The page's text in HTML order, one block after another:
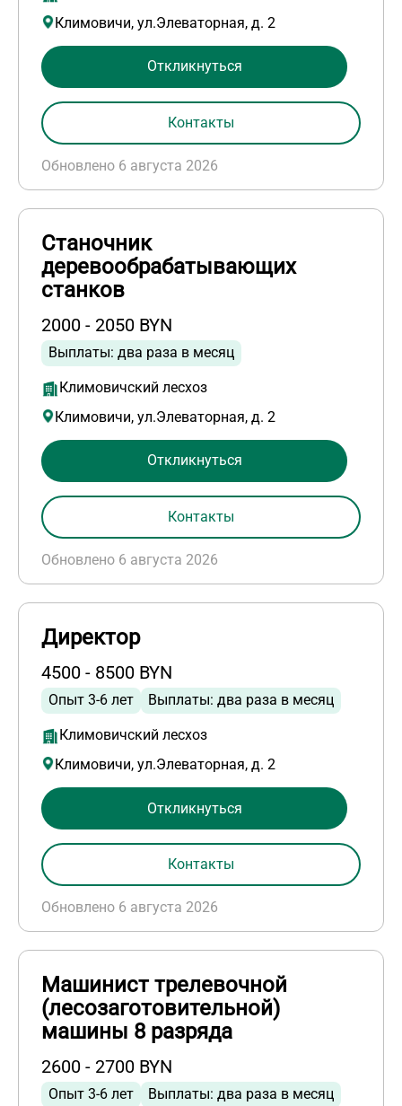
Климовичи, ул.Элеваторная, д. 2
Обновлено 6 августа 2026
Откликнуться
Контакты
Станочник
деревообрабатывающих
станков
2000 - 2050 BYN
Выплаты: два раза в месяц
Климовичский лесхоз
Климовичи, ул.Элеваторная, д. 2
Обновлено 6 августа 2026
Откликнуться
Контакты
Директор
4500 - 8500 BYN
Опыт 3-6 лет Выплаты: два раза в месяц
Климовичский лесхоз
Климовичи, ул.Элеваторная, д. 2
Обновлено 6 августа 2026
Откликнуться
Контакты
Машинист трелевочной
(лесозаготовительной)
машины 8 разряда
2600 - 2700 BYN
Опыт 3-6 лет Выплаты: два раза в месяц